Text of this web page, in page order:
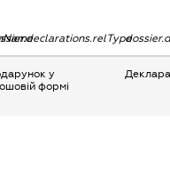
у
формі